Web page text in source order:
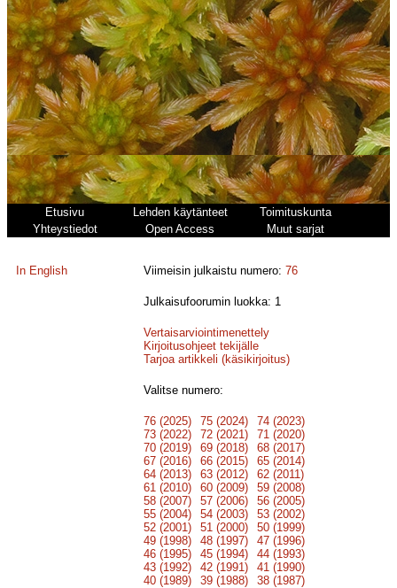
Etusivu Lehden käytänteet
Toimituskunta
Yhteystiedot
Open Access Muut sarjat
In English Viimeisin julkaistu numero:76
Julkaisufoorumin luokka: 1
Vertaisarviointimenettely
Kirjoitusohjeet tekijälle
Tarjoa artikkeli (käsikirjoitus)
Valitse numero:
76 (2025) 75 (2024)
74 (2023)
73 (2022)
72 (2021)
71 (2020)
70 (2019)
69 (2018)
68 (2017)
67 (2016)
66 (2015)
65 (2014)
64 (2013)
63 (2012)
62 (2011)
61 (2010)
60 (2009)
59 (2008)
58 (2007)
57 (2006)
56 (2005)
55 (2004)
54 (2003)
53 (2002)
52 (2001)
51 (2000)
50 (1999)
49 (1998)
48 (1997)
47 (1996)
46 (1995)
45 (1994)
44 (1993)
43 (1992)
42 (1991)
41 (1990)
40 (1989)
39 (1988)
38 (1987)